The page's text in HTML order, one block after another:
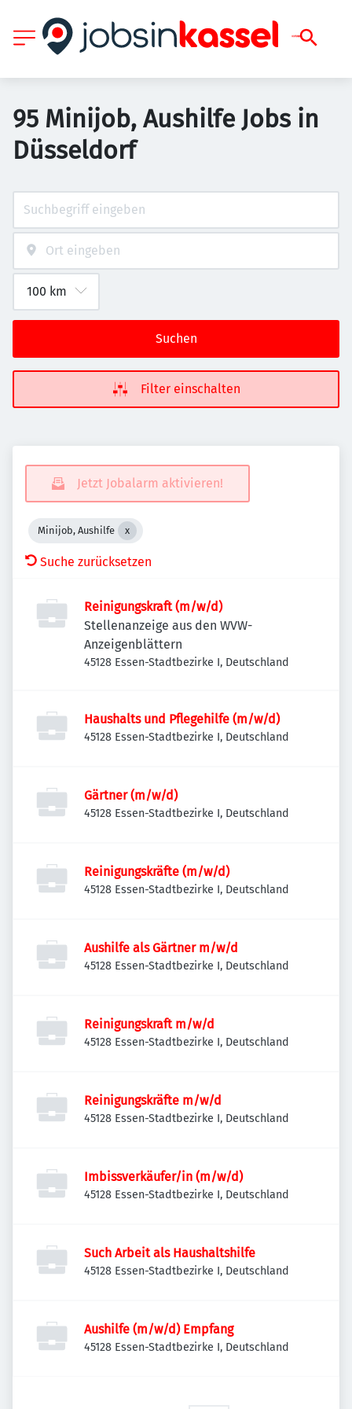
95 Minijob, Aushilfe Jobs in
Düsseldorf
Suchen
Filter einschalten
Jetzt Jobalarm aktivieren!
Minijob, Aushilfe
Suche zurücksetzen
Reinigungskraft (m/w/d)
Stellenanzeige aus den WVW-
Anzeigenblättern
45128 Essen-Stadtbezirke I, Deutschland
Haushalts und Pflegehilfe (m/w/d)
45128 Essen-Stadtbezirke I, Deutschland
Gärtner (m/w/d)
45128 Essen-Stadtbezirke I, Deutschland
Reinigungskräfte (m/w/d)
45128 Essen-Stadtbezirke I, Deutschland
Aushilfe als Gärtner m/w/d
45128 Essen-Stadtbezirke I, Deutschland
Reinigungskraft m/w/d
45128 Essen-Stadtbezirke I, Deutschland
Reinigungskräfte m/w/d
45128 Essen-Stadtbezirke I, Deutschland
Imbissverkäufer/in (m/w/d)
45128 Essen-Stadtbezirke I, Deutschland
Such Arbeit als Haushaltshilfe
45128 Essen-Stadtbezirke I, Deutschland
Aushilfe (m/w/d) Empfang
45128 Essen-Stadtbezirke I, Deutschland